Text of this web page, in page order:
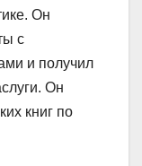
Он
с
и получил
Он
книг по